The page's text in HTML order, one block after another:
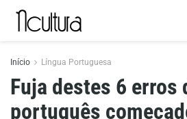
Início Língua Portuguesa
Fuja destes 6 erros
português